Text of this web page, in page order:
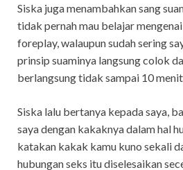
Siska juga menambahkan sang
tidak pernah mau belajar
foreplay, walaupun sudah sering
prinsip suaminya langsung colok
berlangsung tidak sampai 10
Siska lalu bertanya kepada saya,
saya dengan kakaknya dalam hal
katakan kakak kamu kuno sekali
hubungan seks itu diselesaikan